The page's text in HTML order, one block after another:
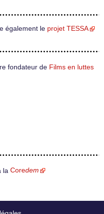
également le projet TESSA
fondateur de Films en luttes
la Coredem